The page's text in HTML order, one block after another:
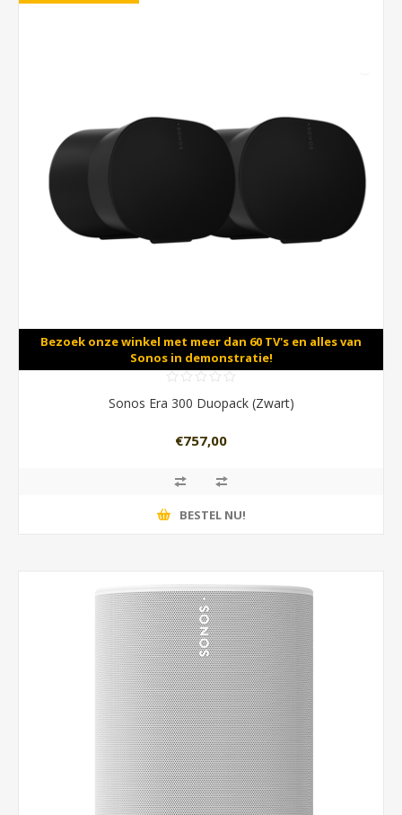
Bezoek onze winkel met meer dan 60 TV's en alles van
Sonos in demonstratie!
Sonos Era 300 Duopack (Zwart)
€757,00
BESTEL NU!